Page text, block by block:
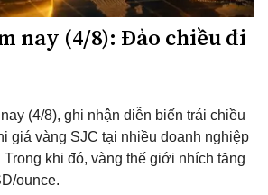
nay (4/8): Đảo chiều đi
(4/8), ghi nhận diễn biến trái chiều
giá vàng SJC tại nhiều doanh nghiệp
khi đó, vàng thế giới nhích tăng
ounce.